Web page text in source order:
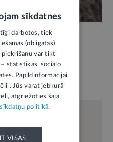
ierobežošanai
arī
sīkdatnes
darbotos, tiek
(obligātās)
piekrišanu var tikt
statistikas, sociālo
Papildinformācijai
Jūs varat jebkurā
atgriežoties šajā
sīkdatņu politikā.
VISAS